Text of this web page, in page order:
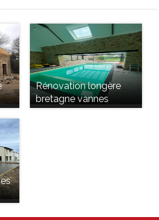
Rénovation longère
bretagne vannes